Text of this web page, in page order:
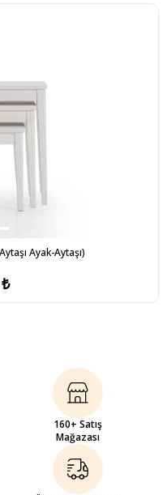
Ayak-Aytaşı)
160+ Satış
Mağazası